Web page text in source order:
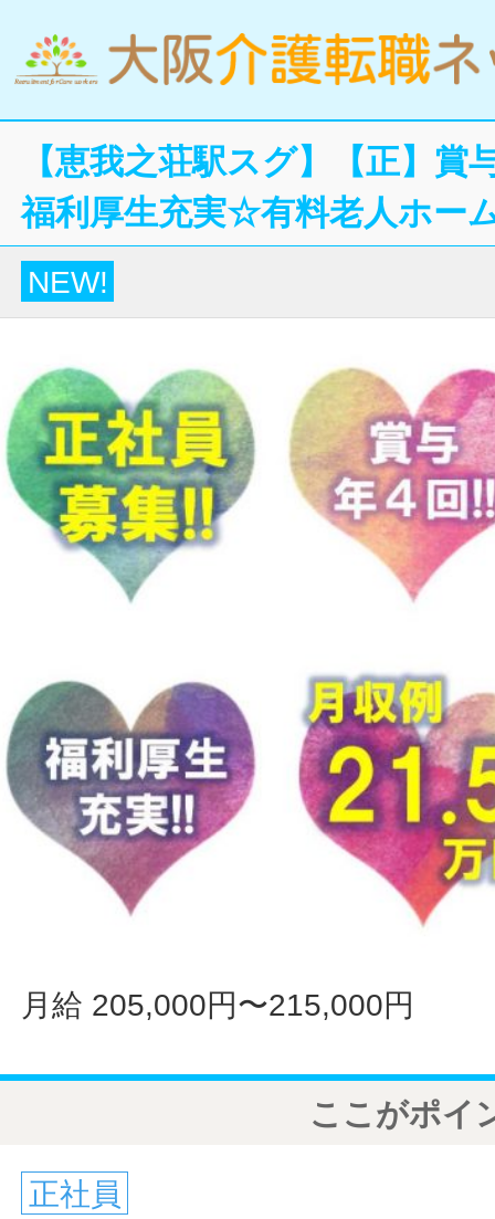
【恵我之荘駅スグ】【正】
福利厚生充実☆有料老人ホー
NEW!
月給 205,000円〜215,000円
ここがポイ
正社員